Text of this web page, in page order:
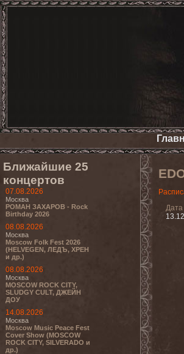
Ближайшие 25
концертов
07.08.2026
Москва
РОМАН ЗАХАРОВ - Rock
Birthday 2026
08.08.2026
Москва
Moscow Folk Fest 2026
(HELVEGEN, ЛЕДЪ, ХРЕН
и др.)
08.08.2026
Москва
MOSCOW ROCK CITY,
SLUDGY CULT, ДЖЕЙН
ДОУ
14.08.2026
Москва
Moscow Music Peace Fest
Cover Show (MOSCOW
ROCK CITY, SILVERADO и
др.)
Дата